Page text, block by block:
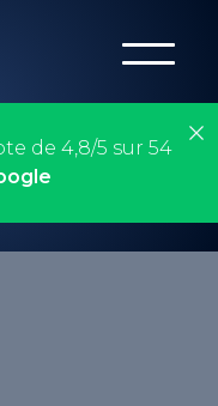
de 4,8/5 sur 54